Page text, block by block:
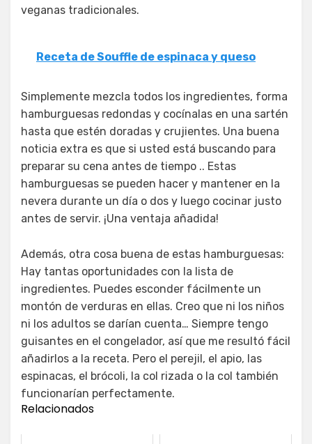
veganas tradicionales.
Receta de Souffle de espinaca y queso
Simplemente mezcla todos los ingredientes, forma
hamburguesas redondas y cocínalas en una sartén
hasta que estén doradas y crujientes. Una buena
noticia extra es que si usted está buscando para
preparar su cena antes de tiempo .. Estas
hamburguesas se pueden hacer y mantener en la
nevera durante un día o dos y luego cocinar justo
antes de servir. ¡Una ventaja añadida!
Además, otra cosa buena de estas hamburguesas:
Hay tantas oportunidades con la lista de
ingredientes. Puedes esconder fácilmente un
montón de verduras en ellas. Creo que ni los niños
ni los adultos se darían cuenta… Siempre tengo
guisantes en el congelador, así que me resultó fácil
añadirlos a la receta. Pero el perejil, el apio, las
espinacas, el brócoli, la col rizada o la col también
funcionarían perfectamente.
Relacionados